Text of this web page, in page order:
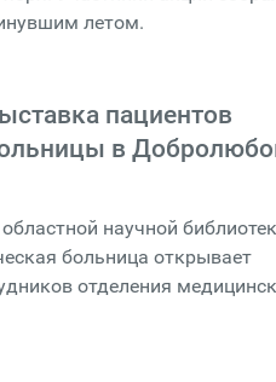
летом.
пациентов
в
научной
больница открывает
отделения